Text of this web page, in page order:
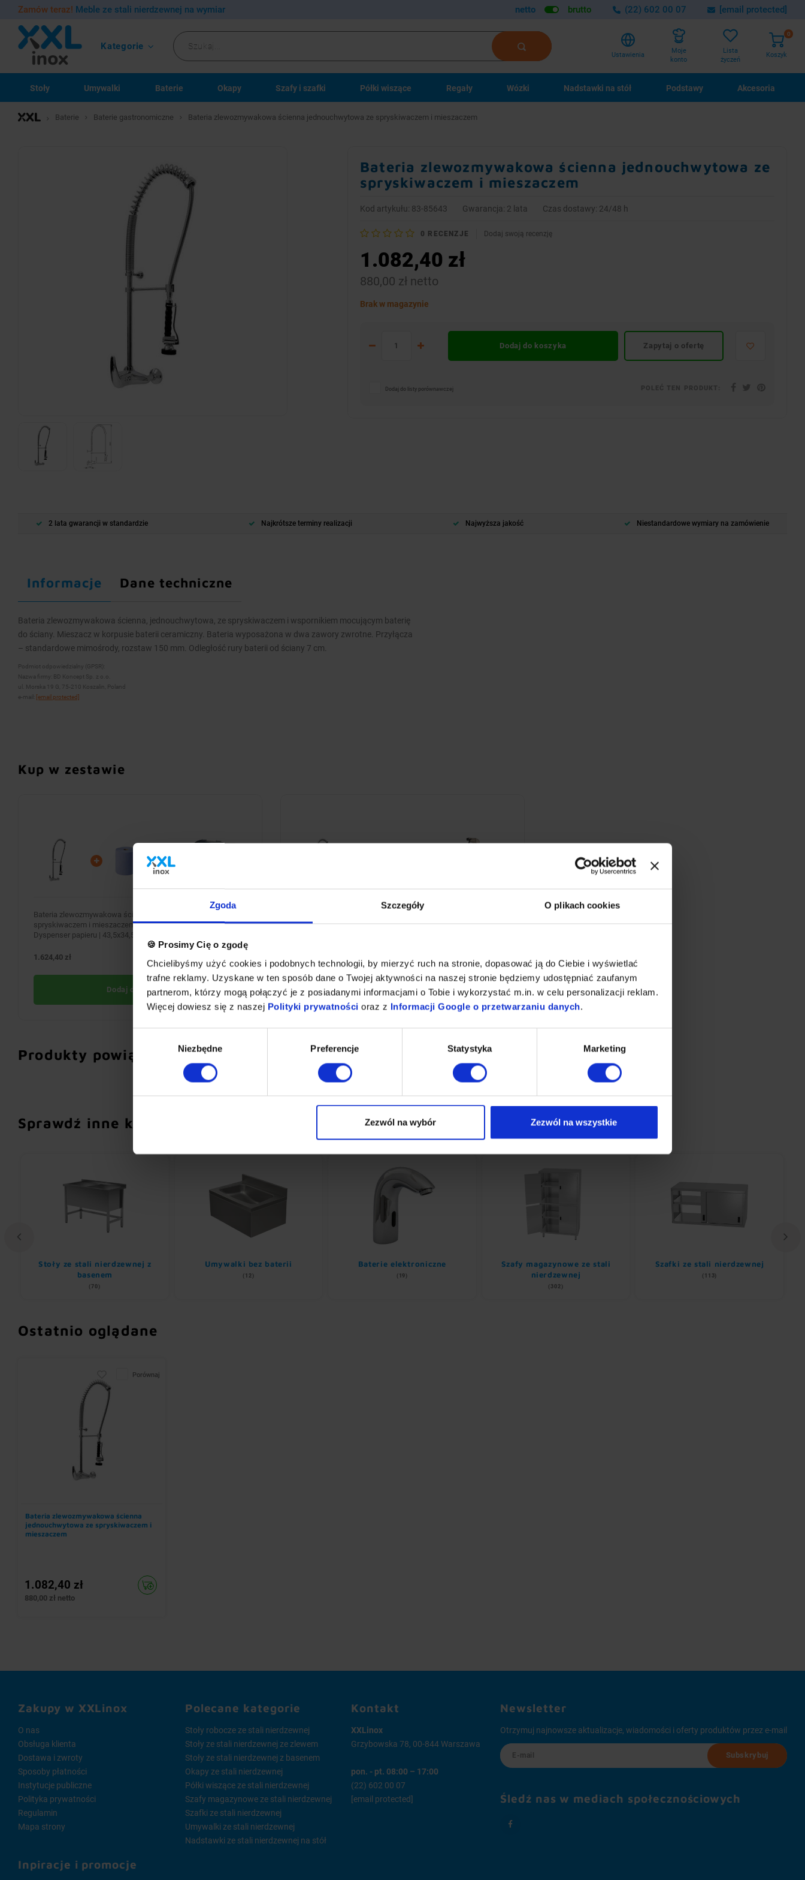
Zgoda Szczegóły O plikach cookies
🍪 Prosimy Cię o zgodę
Chcielibyśmy użyć cookies i podobnych technologii, by mierzyć ruch na stronie, dopasować ją do Ciebie i wyświetlać
trafne reklamy. Uzyskane w ten sposób dane o Twojej aktywności na naszej stronie będziemy udostępniać zaufanym
partnerom, którzy mogą połączyć je z posiadanymi informacjami o Tobie i wykorzystać m.in. w celu personalizacji reklam.
Więcej dowiesz się z naszej Polityki prywatności oraz z Informacji Google o przetwarzaniu danych.
Niezbędne Preferencje Statystyka Marketing
Zezwól na wybór Zezwól na wszystkie
Zamów teraz! Meble ze stali nierdzewnej na wymiar netto brutto (22) 602 00 07 [email protected]
Kategorie
Ustawienia
Moje
konto
Lista
życzeń
Koszyk
0
Stoły Umywalki Baterie Okapy Szafy i szafki Półki wiszące Regały Wózki Nadstawki na stół Podstawy Akcesoria
Baterie Baterie gastronomiczne Bateria zlewozmywakowa ścienna jednouchwytowa ze spryskiwaczem i mieszaczem
Bateria zlewozmywakowa ścienna jednouchwytowa ze
spryskiwaczem i mieszaczem
Kod artykułu: 83-85643 Gwarancja: 2 lata Czas dostawy: 24/48 h
0 RECENZJE Dodaj swoją recenzję
1.082,40 zł
880,00 zł netto
Brak w magazynie
Dodaj do koszyka Zapytaj o ofertę
Dodaj do listy porównawczej
2 lata gwarancji w standardzie Najkrótsze terminy realizacji Najwyższa jakość Niestandardowe wymiary na zamówienie
Informacje Dane techniczne
Bateria zlewozmywakowa ścienna, jednouchwytowa, ze spryskiwaczem i wspornikiem mocującym baterię
do ściany. Mieszacz w korpusie baterii ceramiczny. Bateria wyposażona w dwa zawory zwrotne. Przyłącza
– standardowe mimośrody, rozstaw 150 mm. Odległość rury baterii od ściany 7 cm.
Podmiot odpowiedzialny (GPSR):
Nazwa firmy: BD Koncept Sp. z o.o.
ul. Morska 19 G, 75-210 Koszalin, Poland
e-mail:
[email protected]
Kup w zestawie
Bateria zlewozmywakowa ścienna jednouchwytowa ze
spryskiwaczem i mieszaczem + Ręczniki kuchenne | 2 szt. +
Dyspenser papieru | 43,5x34,5x(H)34cm
1.624,40 zł
Dodaj do koszyka
spryskiwaczem i mieszaczem + Ścierki z mikrofibry | 5 szt. |
Dodaj do koszyka
Produkty powiązane
Sprawdź inne kategorie
Stoły ze stali nierdzewnej z
basenem
(70)
Umywalki bez baterii
(12)
Baterie elektroniczne
(19)
Szafy magazynowe ze stali
nierdzewnej
(302)
Szafki ze stali nierdzewnej
(113)
Ostatnio oglądane
Porównaj
Bateria zlewozmywakowa ścienna
jednouchwytowa ze spryskiwaczem i
mieszaczem
1.082,40 zł
880,00 zł netto
Zakupy w XXLinox
O nas
Obsługa klienta
Dostawa i zwroty
Sposoby płatności
Instytucje publiczne
Polityka prywatności
Regulamin
Mapa strony
Inpiracje i promocje
Polecane kategorie
Stoły robocze ze stali nierdzewnej
Stoły ze stali nierdzewnej ze zlewem
Stoły ze stali nierdzewnej z basenem
Okapy ze stali nierdzewnej
Półki wiszące ze stali nierdzewnej
Szafy magazynowe ze stali nierdzewnej
Szafki ze stali nierdzewnej
Umywalki ze stali nierdzewnej
Nadstawki ze stali nierdzewnej na stół
Kontakt
XXLinox
Grzybowska 78, 00-844 Warszawa
pon. - pt. 08:00 – 17:00
(22) 602 00 07
[email protected]
Newsletter
Otrzymuj najnowsze aktualizacje, wiadomości i oferty produktów przez e-mail
Subskrybuj
Śledź nas w mediach społecznościowych